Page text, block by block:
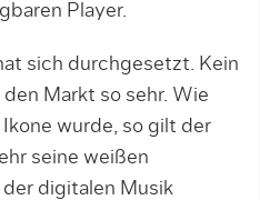
Player.
sich durchgesetzt. Kein
Markt so sehr. Wie
wurde, so gilt der
seine weißen
digitalen Musik